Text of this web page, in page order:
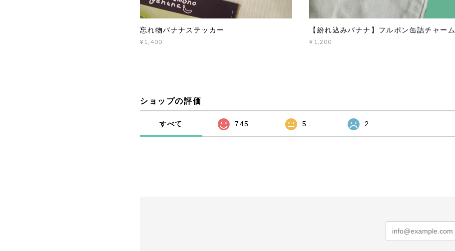
忘れ物バナナステッカー
¥1,400
【紛れ込みバナナ】フルポン缶詰チャーム
¥1,200
ショップの評価
すべて 745 5 2